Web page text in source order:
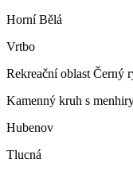
Horní Bělá
Vrtbo
Rekreační oblast Černý
Kamenný kruh s
Hubenov
Tlucná